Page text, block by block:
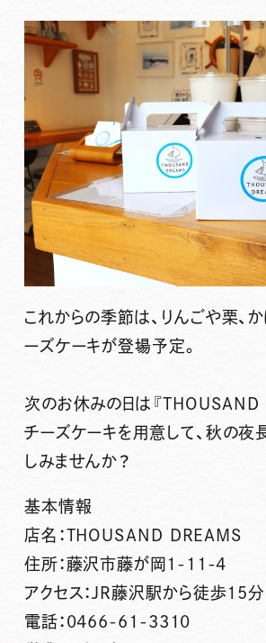
これからの季節は、りんごや栗、
ーズケーキが登場予定。
次のお休みの日は『THOUSAND
チーズケーキを用意して、秋の夜
しみませんか？
基本情報
店名：THOUSAND DREAMS
住所：藤沢市藤が岡1-11-4
アクセス：JR藤沢駅から徒歩15分
電話：0466-61-3310